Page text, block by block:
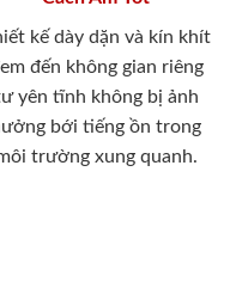
kế dày dặn và kín khít
đến không gian riêng
yên tĩnh không bị ảnh
bới tiếng ồn trong
trường xung quanh.